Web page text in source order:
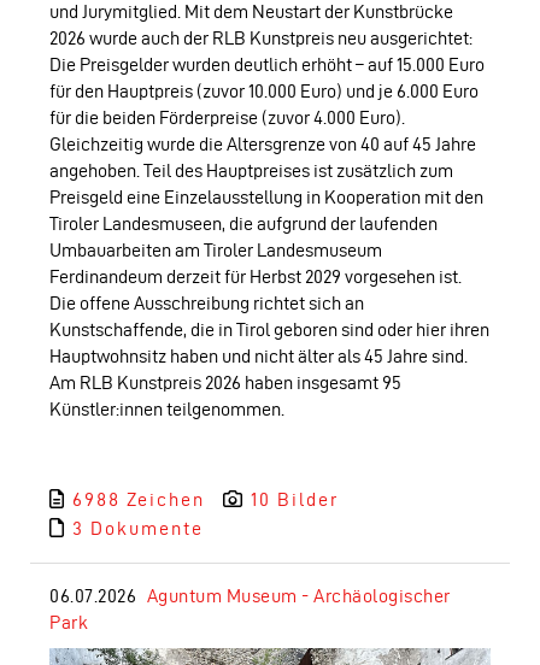
und Jurymitglied. Mit dem Neustart der Kunstbrücke
2026 wurde auch der RLB Kunstpreis neu ausgerichtet:
Die Preisgelder wurden deutlich erhöht – auf 15.000 Euro
für den Hauptpreis (zuvor 10.000 Euro) und je 6.000 Euro
für die beiden Förderpreise (zuvor 4.000 Euro).
Gleichzeitig wurde die Altersgrenze von 40 auf 45 Jahre
angehoben. Teil des Hauptpreises ist zusätzlich zum
Preisgeld eine Einzelausstellung in Kooperation mit den
Tiroler Landesmuseen, die aufgrund der laufenden
Umbauarbeiten am Tiroler Landesmuseum
Ferdinandeum derzeit für Herbst 2029 vorgesehen ist.
Die offene Ausschreibung richtet sich an
Kunstschaffende, die in Tirol geboren sind oder hier ihren
Hauptwohnsitz haben und nicht älter als 45 Jahre sind.
Am RLB Kunstpreis 2026 haben insgesamt 95
Künstler:innen teilgenommen.
6988 Zeichen
10 Bilder
3 Dokumente
06.07.2026 Aguntum Museum - Archäologischer
Park